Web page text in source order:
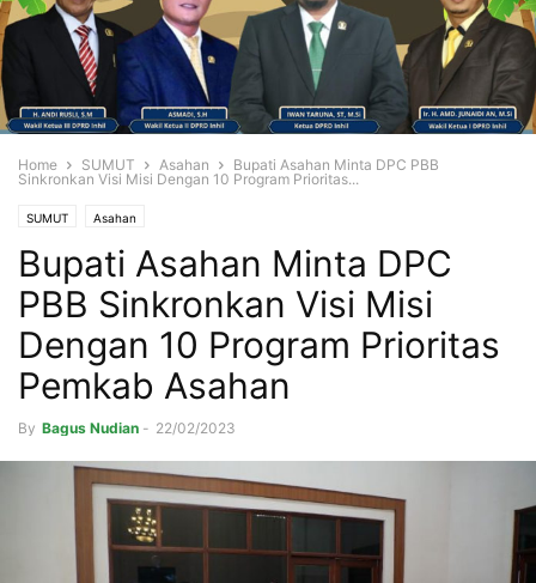
Home SUMUT Asahan
Bupati Asahan Minta DPC PBB
Sinkronkan Visi Misi Dengan 10 Program Prioritas...
SUMUT Asahan
Bupati Asahan Minta DPC
PBB Sinkronkan Visi Misi
Dengan 10 Program Prioritas
Pemkab Asahan
By Bagus Nudian - 22/02/2023